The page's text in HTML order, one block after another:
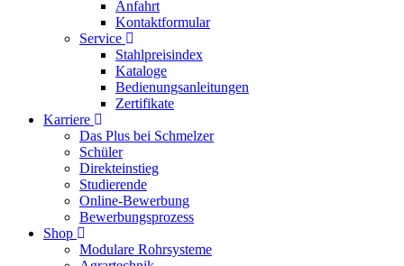
Anfahrt
Kontaktformular
Service
Stahlpreisindex
Kataloge
Bedienungsanleitungen
Zertifikate
Karriere
Das Plus bei Schmelzer
Schüler
Direkteinstieg
Studierende
Online-Bewerbung
Bewerbungsprozess
Shop
Modulare Rohrsysteme